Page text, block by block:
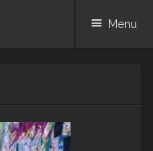
Menu